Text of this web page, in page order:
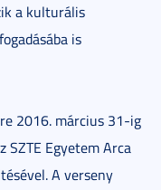
a kulturális
is
2016. március 31-ig
SZTE Egyetem Arca
A verseny